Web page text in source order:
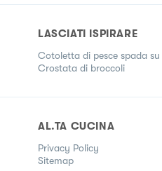
LASCIATI ISPIRARE
Cotoletta di pesce spada
Crostata di broccoli
AL.TA CUCINA
Privacy Policy
Sitemap